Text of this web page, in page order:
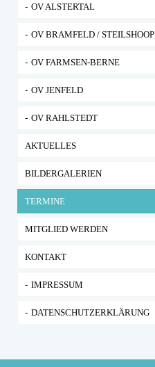
OV ALSTERTAL
OV BRAMFELD / STEILSHOOP
OV FARMSEN-BERNE
OV JENFELD
OV RAHLSTEDT
AKTUELLES
BILDERGALERIEN
TERMINE
MITGLIED WERDEN
KONTAKT
IMPRESSUM
DATENSCHUTZERKLÄRUNG